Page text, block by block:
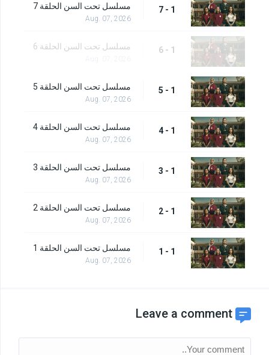
1 - 7 مسلسل تحت السن الحلقة 7
Aug. 07, 2026
1 - 6 مسلسل تحت السن الحلقة 6
1 - 5 مسلسل تحت السن الحلقة 5
Aug. 07, 2026
1 - 4 مسلسل تحت السن الحلقة 4
Aug. 07, 2026
1 - 3 مسلسل تحت السن الحلقة 3
Aug. 07, 2026
1 - 2 مسلسل تحت السن الحلقة 2
Aug. 07, 2026
1 - 1 مسلسل تحت السن الحلقة 1
Aug. 07, 2026
Leave a comment